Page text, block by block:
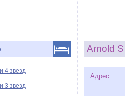
Arnold S
Адрес:
4 звезд
3 звезд